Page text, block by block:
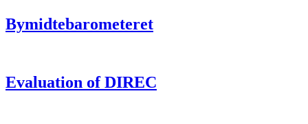
Bymidtebarometeret
Evaluation of DIREC